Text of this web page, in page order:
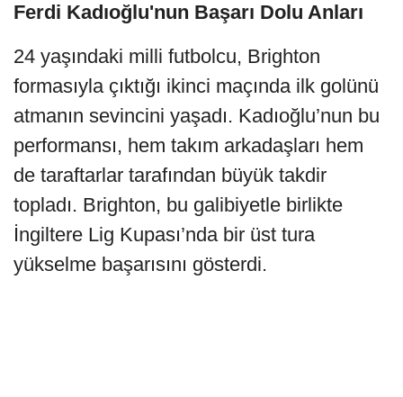
Ferdi Kadıoğlu'nun Başarı Dolu Anları
24 yaşındaki milli futbolcu, Brighton
formasıyla çıktığı ikinci maçında ilk golünü
atmanın sevincini yaşadı. Kadıoğlu’nun bu
performansı, hem takım arkadaşları hem
de taraftarlar tarafından büyük takdir
topladı. Brighton, bu galibiyetle birlikte
İngiltere Lig Kupası’nda bir üst tura
yükselme başarısını gösterdi.